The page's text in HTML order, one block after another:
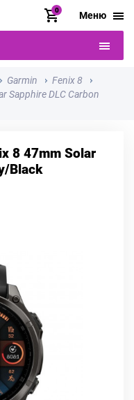
0 Меню
Garmin
Fenix 8
Sapphire DLC Carbon
8 47mm Solar
Black